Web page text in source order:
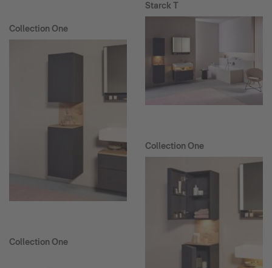
Collection One
Collection One
Starck T
Collection One